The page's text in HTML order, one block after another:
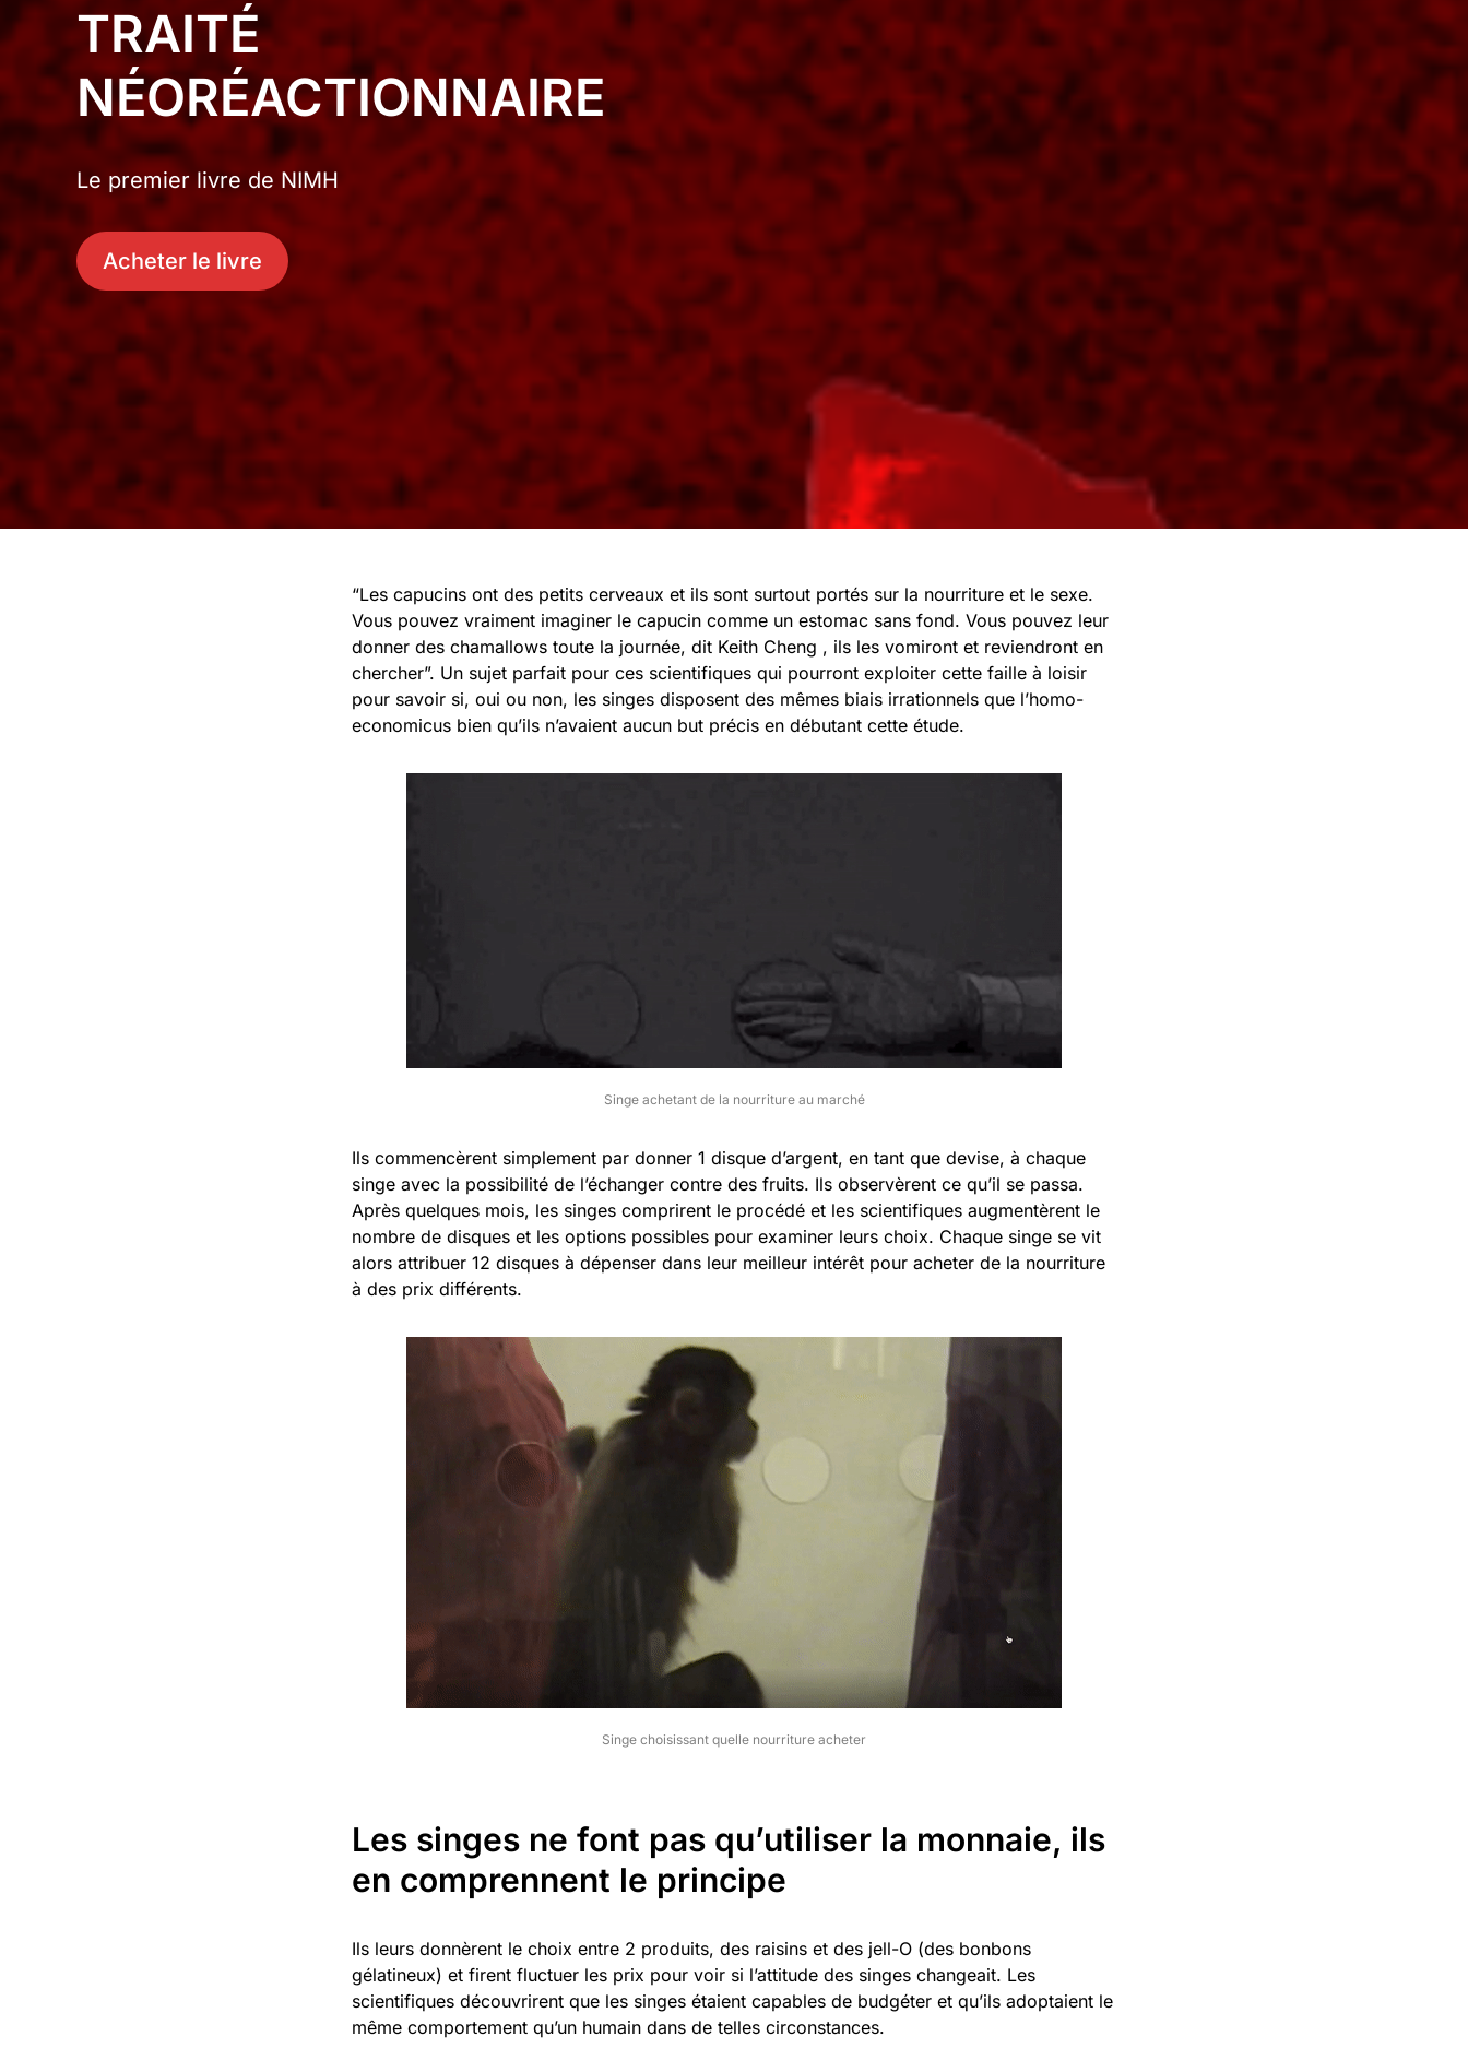
TRAITÉ
NÉORÉACTIONNAIRE
Le premier livre de NIMH
Acheter le livre
“Les capucins ont des petits cerveaux et ils sont surtout portés sur la nourriture et le sexe.
Vous pouvez vraiment imaginer le capucin comme un estomac sans fond. Vous pouvez leur
donner des chamallows toute la journée, dit Keith Cheng , ils les vomiront et reviendront en
chercher”. Un sujet parfait pour ces scientifiques qui pourront exploiter cette faille à loisir
pour savoir si, oui ou non, les singes disposent des mêmes biais irrationnels que l’homo-
economicus bien qu’ils n’avaient aucun but précis en débutant cette étude.
Singe achetant de la nourriture au marché
Ils commencèrent simplement par donner 1 disque d’argent, en tant que devise, à chaque
singe avec la possibilité de l’échanger contre des fruits. Ils observèrent ce qu’il se passa.
Après quelques mois, les singes comprirent le procédé et les scientifiques augmentèrent le
nombre de disques et les options possibles pour examiner leurs choix. Chaque singe se vit
alors attribuer 12 disques à dépenser dans leur meilleur intérêt pour acheter de la nourriture
à des prix différents.
Singe choisissant quelle nourriture acheter
Les singes ne font pas qu’utiliser la monnaie, ils
en comprennent le principe
Ils leurs donnèrent le choix entre 2 produits, des raisins et des jell-O (des bonbons
gélatineux) et firent fluctuer les prix pour voir si l’attitude des singes changeait. Les
scientifiques découvrirent que les singes étaient capables de budgéter et qu’ils adoptaient le
même comportement qu’un humain dans de telles circonstances.